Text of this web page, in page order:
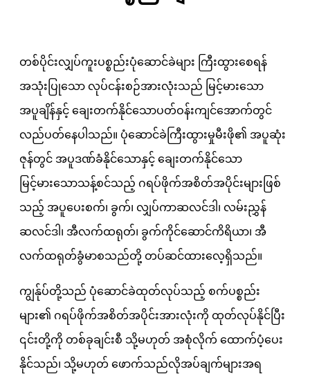
တစ်ပိုင်းလျှပ်ကူးပစ္စည်းပုံဆောင်ခဲများ ကြီးထွားစေရန်
အသုံးပြုသော လုပ်ငန်းစဉ်အားလုံးသည် မြင့်မားသော
အပူချိန်နှင့် ချေးတက်နိုင်သောပတ်ဝန်းကျင်အောက်တွင်
လည်ပတ်နေပါသည်။ ပုံဆောင်ခဲကြီးထွားမှုမီးဖို၏ အပူဆုံး
ဇုန်တွင် အပူဒဏ်ခံနိုင်သောနှင့် ချေးတက်နိုင်သော
မြင့်မားသောသန့်စင်သည့် ဂရပ်ဖိုက်အစိတ်အပိုင်းများဖြစ်
သည့် အပူပေးစက်၊ ခွက်၊ လျှပ်ကာဆလင်ဒါ၊ လမ်းညွှန်
ဆလင်ဒါ၊ အီလက်ထရုတ်၊ ခွက်ကိုင်ဆောင်ကိရိယာ၊ အီ
လက်ထရုတ်ခွံမာစသည်တို့ တပ်ဆင်ထားလေ့ရှိသည်။
ကျွန်ုပ်တို့သည် ပုံဆောင်ခဲထုတ်လုပ်သည့် စက်ပစ္စည်း
များ၏ ဂရပ်ဖိုက်အစိတ်အပိုင်းအားလုံးကို ထုတ်လုပ်နိုင်ပြီး
၎င်းတို့ကို တစ်ခုချင်းစီ သို့မဟုတ် အစုံလိုက် ထောက်ပံ့ပေး
နိုင်သည်၊ သို့မဟုတ် ဖောက်သည်လိုအပ်ချက်များအရ